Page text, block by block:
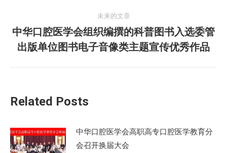
文
章：
未来的文章
未
来
的
中华口腔医学会组织编撰的科普图书入选委管
出版单位图书电子音像类主题宣传优秀作品
Related Posts
中华口腔医学会高职高专口腔医学教育分
会召开换届大会